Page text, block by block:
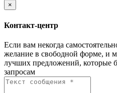
×
Контакт-центр
Если вам некогда
желание в свободной форме, и
лучших предложений, которые
запросам